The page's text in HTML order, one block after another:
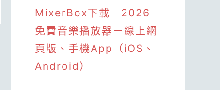
MixerBox下載｜2026
免費音樂播放器－線上網
頁版、手機App（iOS、
Android）